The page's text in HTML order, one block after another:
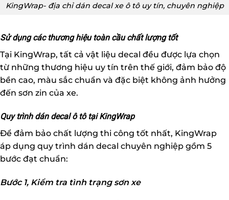
KingWrap- địa chỉ dán decal xe ô tô uy tín, chuyên nghiệp
Sử dụng các thương hiệu toàn cầu chất lượng tốt
Tại KingWrap, tất cả vật liệu decal đều được lựa chọn
từ những thương hiệu uy tín trên thế giới, đảm bảo độ
bền cao, màu sắc chuẩn và đặc biệt không ảnh hưởng
đến sơn zin của xe.
Quy trình dán decal ô tô tại KingWrap
Để đảm bảo chất lượng thi công tốt nhất, KingWrap
áp dụng quy trình dán decal chuyên nghiệp gồm 5
bước đạt chuẩn:
Bước 1, Kiểm tra tình trạng sơn xe